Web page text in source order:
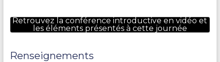
Retrouvez la conférence introductive en vidéo et
les éléments présentés à cette journée
Renseignements